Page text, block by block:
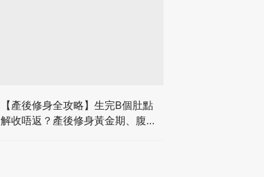
【產後修身全攻略】生完B個肚點
解收唔返？產後修身黃金期、腹直